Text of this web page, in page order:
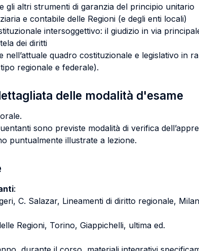
gli altri strumenti di garanzia del principio unitario
e contabile delle Regioni (e degli enti locali)
intersoggettivo: il giudizio in via
dei diritti
nell’attuale quadro costituzionale e legislativo
regionale e federale).
delle modalità d'esame
sono previste modalità di verifica
puntualmente illustrate a lezione.
:
C. Salazar, Lineamenti di diritto regionale,
Regioni, Torino, Giappichelli, ultima ed.